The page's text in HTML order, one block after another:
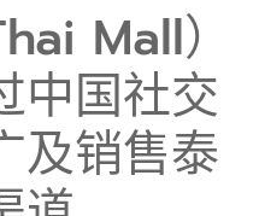
Mall）
中国社交
及销售泰